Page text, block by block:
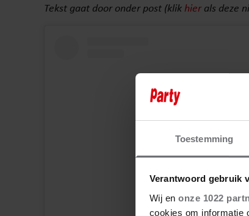
Toestemming
Verantwoord gebruik
Wij en onze 1022
cookies om informatie
Tekst gaat door onder post (klik hierals deze